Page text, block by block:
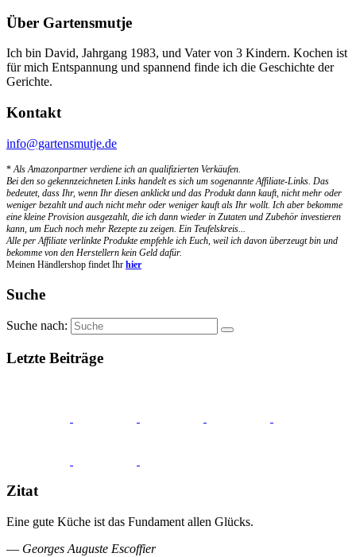
Über Gartensmutje
Ich bin David, Jahrgang 1983, und Vater von 3 Kindern. Kochen ist
für mich Entspannung und spannend finde ich die Geschichte der
Gerichte.
Kontakt
info@gartensmutje.de
*Als Amazonpartner verdiene ich an qualifizierten Verkäufen.
Bei den so gekennzeichneten Links handelt es sich um sogenannte Affiliate-Links. Das
bedeutet, dass Ihr, wenn Ihr diesen anklickt und das Produkt dann kauft, nicht mehr oder
weniger bezahlt und auch nicht mehr oder weniger kauft als Ihr wollt. Ich aber bekomme
eine kleine Provision ausgezahlt, die ich dann wieder in Zutaten und Zubehör investieren
kann, um Euch noch mehr Rezepte zu zeigen. Ein Teufelskreis...
Alle per Affiliate verlinkte Produkte empfehle ich Euch, weil ich davon überzeugt bin und
bekomme von den Herstellern kein Geld dafür.
Meinen Händlershop findet Ihr hier
Suche
Suche nach:
Letzte Beiträge
Zitat
Eine gute Küche ist das Fundament allen Glücks.
— Georges Auguste Escoffier